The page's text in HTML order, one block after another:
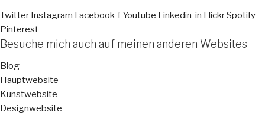
Twitter Instagram Facebook-f Youtube Linkedin-in FlickrSpotify
Pinterest
Besuche mich auch auf meinen anderen Websites
Blog
Hauptwebsite
Kunstwebsite
Designwebsite